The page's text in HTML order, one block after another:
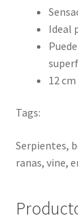
Ideal
12
Tags:
Serpientes,
ranas, vine,